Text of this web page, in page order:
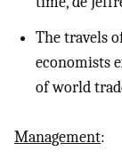
The travels
economists
of world
Management: